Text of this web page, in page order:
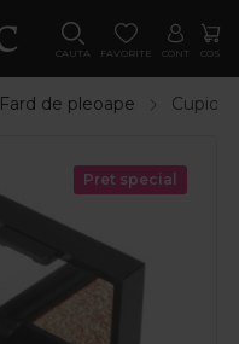
CAUTA FAVORITE CONT COS
Fard de pleoape Cupio
Pret special